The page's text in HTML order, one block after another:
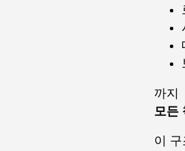
까지
모든
이